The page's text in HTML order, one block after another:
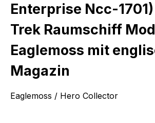
Enterprise Ncc-
Trek Raumschiff
Eaglemoss mit
Magazin
Eaglemoss / Hero Collector